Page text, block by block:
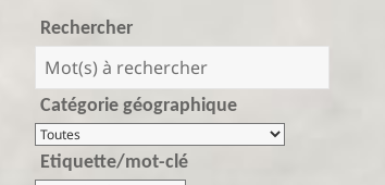
Rechercher
Catégorie géographique
Etiquette/mot-clé